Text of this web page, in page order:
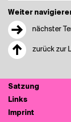
Weiter
→ nächster
↑ zurück zur
Sat­zung
Links
Imprint